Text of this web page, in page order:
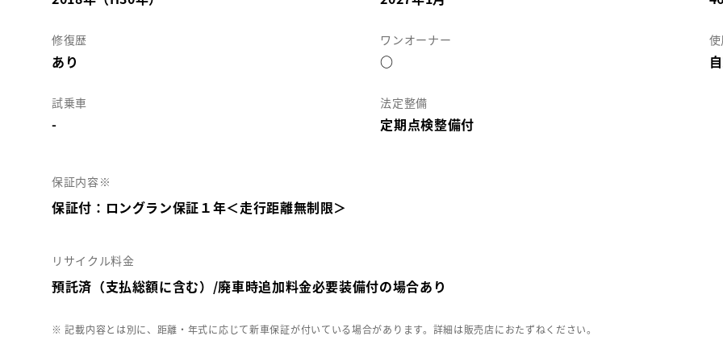
修復歴
あり
ワンオーナー
○
試乗車
-
法定整備
定期点検整備付
保証内容※
保証付：ロングラン保証１年＜走行距離無制限＞
リサイクル料金
預託済（支払総額に含む）/廃車時追加料金必要装備付の場合あり
※ 記載内容とは別に、距離・年式に応じて新車保証が付いている場合があります。詳細は販売店におたずねください。